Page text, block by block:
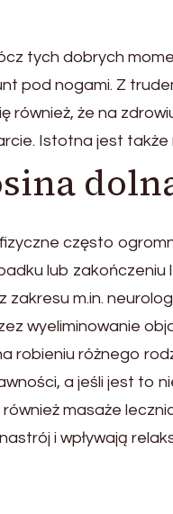
tych dobrych
pod nogami. Z
że na
Istotna jest także
często
lub zakończeniu
m.in.
wyeliminowanie
robieniu różnego
a jeśli jest to
masaże
i wpływają